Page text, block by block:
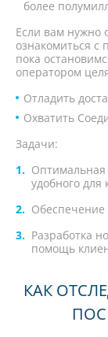
более
Если вам нужно
ознакомиться с
пока
оператором
Отладить
Охватить
Задачи:
Оптимальная
удобного для
Разработка
помощь
КАК